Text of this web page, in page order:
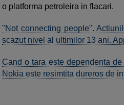
o platforma petroleira in flacari.
"Not connecting people".
scazut nivel al ultimilor 13 ani.
Cand o tara este dependenta
Nokia este resimtita dureros de